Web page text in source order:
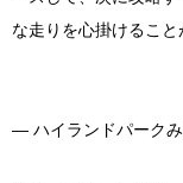
な走りを心掛けること
― ハイランドパーク